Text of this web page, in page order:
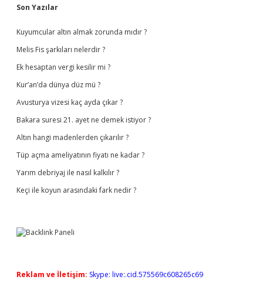
Sidebar
Son Yazılar
Kuyumcular altın almak zorunda mıdır ?
Melis Fis şarkıları nelerdir ?
Ek hesaptan vergi kesilir mi ?
Kur’an’da dünya düz mü ?
Avusturya vizesi kaç ayda çıkar ?
Bakara suresi 21. ayet ne demek istiyor ?
Altın hangi madenlerden çıkarılır ?
Tüp açma ameliyatının fiyatı ne kadar ?
Yarım debriyaj ile nasıl kalkılır ?
Keçi ile koyun arasındaki fark nedir ?
Reklam ve İletişim: Skype: live:.cid.575569c608265c69